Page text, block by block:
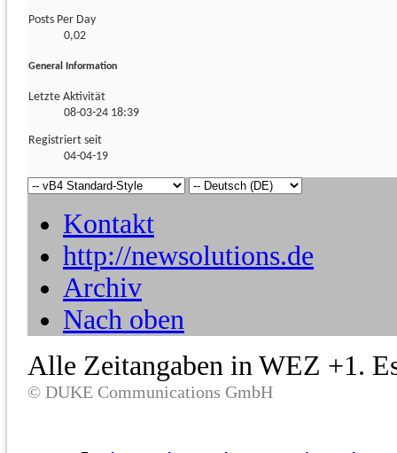
Posts Per Day
0,02
General Information
Letzte Aktivität
08-03-24 18:39
Registriert seit
04-04-19
Kontakt
http://newsolutions.de
Archiv
Nach oben
Alle Zeitangaben in WEZ +1.
© DUKE Communications GmbH